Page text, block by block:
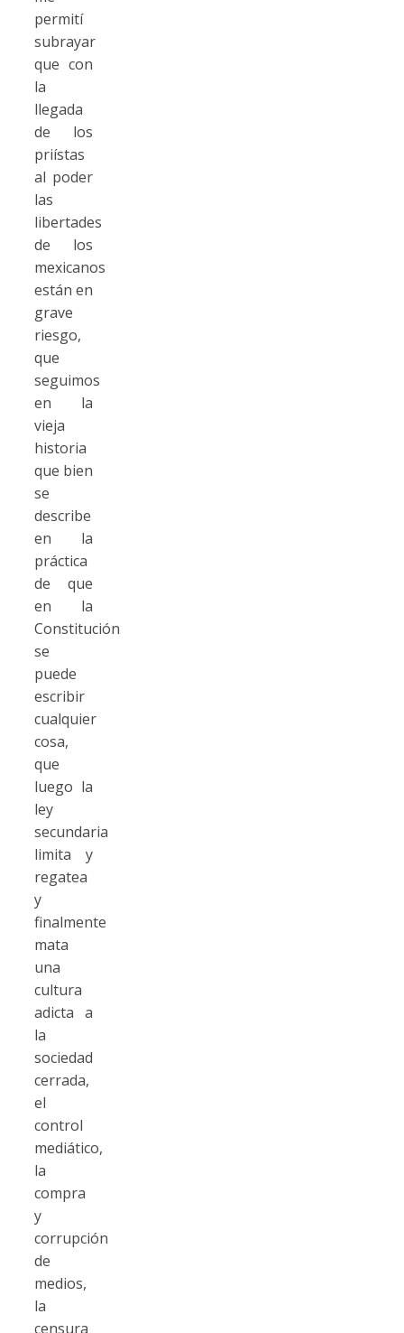
permití
subrayar
que con
la
llegada
de los
priístas
al poder
las
libertades
de los
mexicanos
están en
grave
riesgo,
que
seguimos
en la
vieja
historia
que bien
se
describe
en la
práctica
de que
en la
Constitución
se
puede
escribir
cualquier
cosa,
que
luego la
ley
secundaria
limita y
regatea
y
finalmente
mata
una
cultura
adicta a
la
sociedad
cerrada,
el
control
mediático,
la
compra
y
corrupción
de
medios,
la
censura